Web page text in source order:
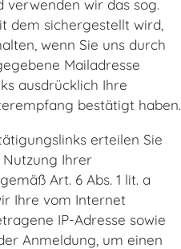
verwenden wir das sog.
dem sichergestellt wird,
wenn Sie uns durch
Mailadresse
ausdrücklich Ihre
bestätigt haben.
erteilen Sie
Ihrer
Art. 6 Abs. 1 lit. a
Ihre vom Internet
IP-Adresse sowie
Anmeldung, um einen